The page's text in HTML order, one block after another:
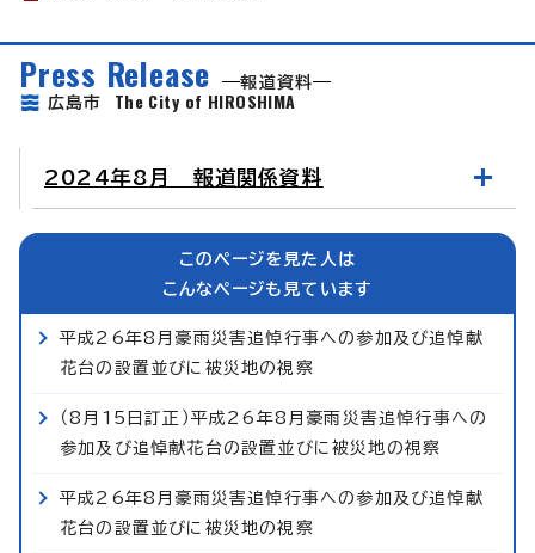
Press Release
報道資料
広島市 The City of HIROSHIMA
2024年8月 報道関係資料
このページを見た人は
こんなページも見ています
平成26年8月豪雨災害追悼行事への参加及び追悼献
花台の設置並びに被災地の視察
（8月15日訂正）平成26年8月豪雨災害追悼行事への
参加及び追悼献花台の設置並びに被災地の視察
平成26年8月豪雨災害追悼行事への参加及び追悼献
花台の設置並びに被災地の視察